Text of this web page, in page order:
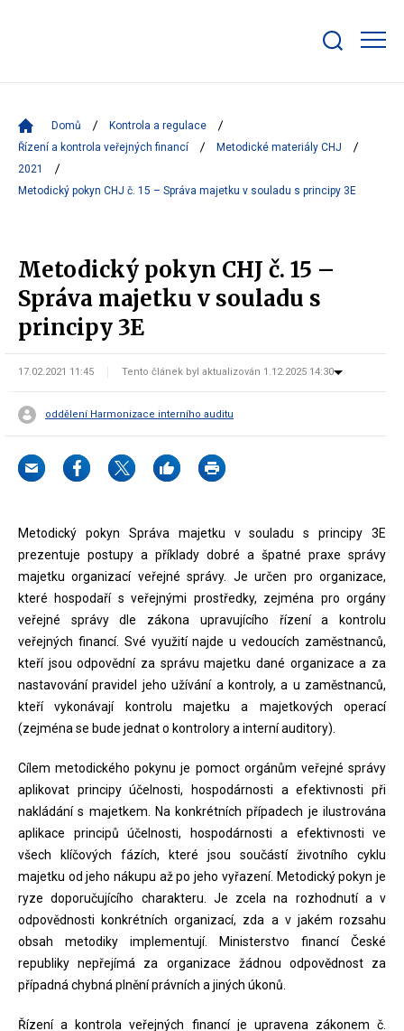
bar
Domů
Kontrola a regulace
Řízení a kontrola veřejných financí
Metodické materiály CHJ
2021
Metodický pokyn CHJ č. 15 – Správa majetku v souladu s principy 3E
Metodický pokyn CHJ č. 15 –
Správa majetku v souladu s
principy 3E
17.02.2021 11:45 Tento článek byl aktualizován 1.12.2025 14:30
oddělení Harmonizace interního auditu
Metodický pokyn Správa majetku v souladu s principy 3E
prezentuje postupy a příklady dobré a špatné praxe správy
majetku organizací veřejné správy. Je určen pro organizace,
které hospodaří s veřejnými prostředky, zejména pro orgány
veřejné správy dle zákona upravujícího řízení a kontrolu
veřejných financí. Své využití najde u vedoucích zaměstnanců,
kteří jsou odpovědní za správu majetku dané organizace a za
nastavování pravidel jeho užívání a kontroly, a u zaměstnanců,
kteří vykonávají kontrolu majetku a majetkových operací
(zejména se bude jednat o kontrolory a interní auditory).
Cílem metodického pokynu je pomoct orgánům veřejné správy
aplikovat principy účelnosti, hospodárnosti a efektivnosti při
nakládání s majetkem. Na konkrétních případech je ilustrována
aplikace principů účelnosti, hospodárnosti a efektivnosti ve
všech klíčových fázích, které jsou součástí životního cyklu
majetku od jeho nákupu až po jeho vyřazení. Metodický pokyn je
ryze doporučujícího charakteru. Je zcela na rozhodnutí a v
odpovědnosti konkrétních organizací, zda a v jakém rozsahu
obsah metodiky implementují. Ministerstvo financí České
republiky nepřejímá za organizace žádnou odpovědnost za
případná chybná plnění právních a jiných úkonů.
Řízení a kontrola veřejných financí je upravena zákonem č.